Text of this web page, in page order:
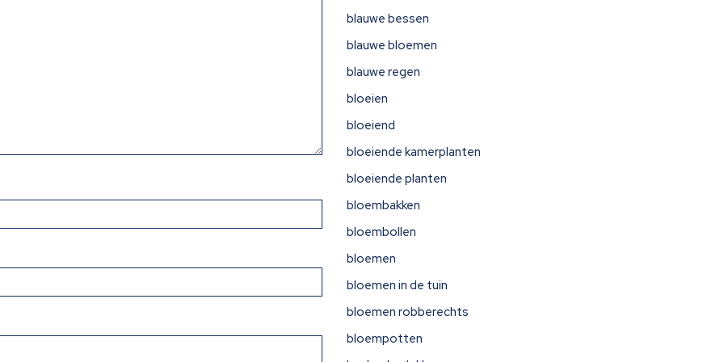
blauwe bessen
blauwe bloemen
blauwe regen
bloeien
bloeiend
bloeiende kamerplanten
bloeiende planten
bloembakken
bloembollen
bloemen
bloemen in de tuin
bloemen robberechts
bloempotten